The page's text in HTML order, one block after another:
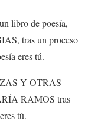
libro de poesía,
tras un proceso
eres tú.
Y OTRAS
RAMOS tras
tú.